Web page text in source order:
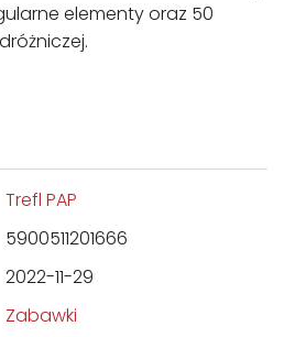
elementy oraz 50
Trefl PAP
5900511201666
2022-11-29
Zabawki